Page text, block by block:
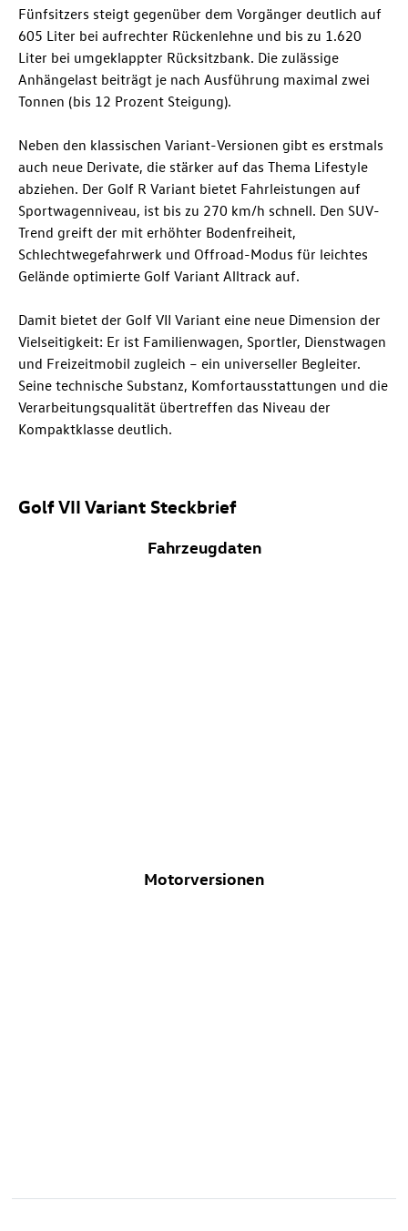
Fünfsitzers steigt gegenüber dem Vorgänger deutlich auf
605 Liter bei aufrechter Rückenlehne und bis zu 1.620
Liter bei umgeklappter Rücksitzbank. Die zulässige
Anhängelast beiträgt je nach Ausführung maximal zwei
Tonnen (bis 12 Prozent Steigung).
Neben den klassischen Variant-Versionen gibt es erstmals
auch neue Derivate, die stärker auf das Thema Lifestyle
abziehen. Der Golf R Variant bietet Fahrleistungen auf
Sportwagenniveau, ist bis zu 270 km/h schnell. Den SUV-
Trend greift der mit erhöhter Bodenfreiheit,
Schlechtwegefahrwerk und Offroad-Modus für leichtes
Gelände optimierte Golf Variant Alltrack auf.
Damit bietet der Golf VII Variant eine neue Dimension der
Vielseitigkeit: Er ist Familienwagen, Sportler, Dienstwagen
und Freizeitmobil zugleich – ein universeller Begleiter.
Seine technische Substanz, Komfortausstattungen und die
Verarbeitungsqualität übertreffen das Niveau der
Kompaktklasse deutlich.
Golf VII Variant Steckbrief
Fahrzeugdaten
Motorversionen